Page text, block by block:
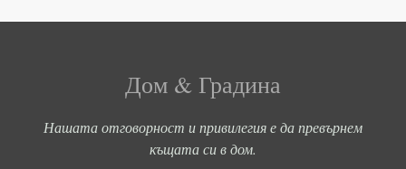
Дом & Градина
Нашата отговорност и привилегия е да превърнем
къщата си в дом.